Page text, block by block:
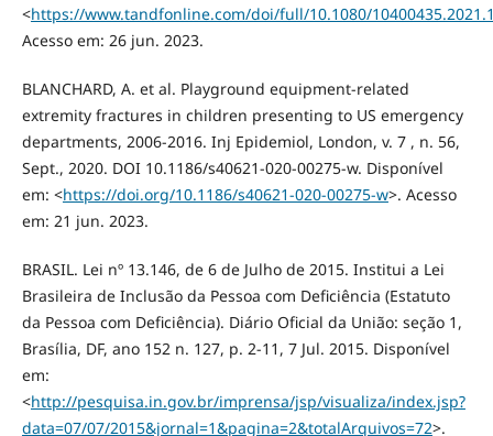
<https://www.tandfonline.com/doi/full/10.1080/
Acesso em: 26 jun. 2023.
BLANCHARD, A. et al. Playground equipment-related
extremity fractures in children presenting to US emergency
departments, 2006-2016. Inj Epidemiol, London, v. 7 , n. 56,
Sept., 2020. DOI 10.1186/s40621-020-00275-w. Disponível
em: <https://doi.org/10.1186/s40621-020-00275-w>. Acesso
em: 21 jun. 2023.
BRASIL. Lei nº 13.146, de 6 de Julho de 2015. Institui a Lei
Brasileira de Inclusão da Pessoa com Deficiência (Estatuto
da Pessoa com Deficiência). Diário Oficial da União: seção 1,
Brasília, DF, ano 152 n. 127, p. 2-11, 7 Jul. 2015. Disponível
em:
<http://pesquisa.in.gov.br/imprensa/jsp/visualiza/index.jsp?
data=07/07/2015&jornal=1&pagina=2&totalArquivos=72>.